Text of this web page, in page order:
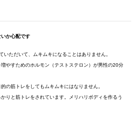
か心配です
いただいて、ムキムキになることはありません。
やすためのホルモン（テストステロン）が男性の20分
の筋トレをしてもムキムキにはなりません。
りと筋トレをされています。メリハリボディを作るう